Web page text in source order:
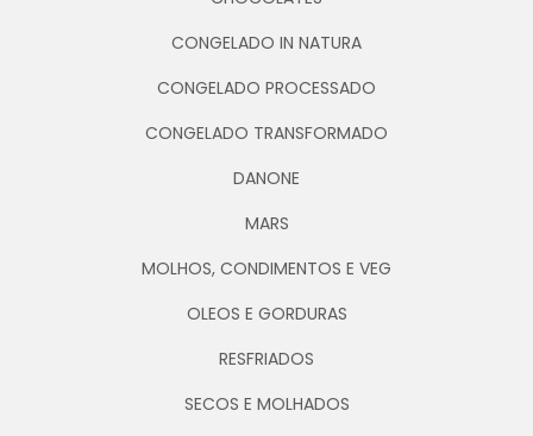
CONGELADO IN NATURA
CONGELADO PROCESSADO
CONGELADO TRANSFORMADO
DANONE
MARS
MOLHOS, CONDIMENTOS E VEG
OLEOS E GORDURAS
RESFRIADOS
SECOS E MOLHADOS